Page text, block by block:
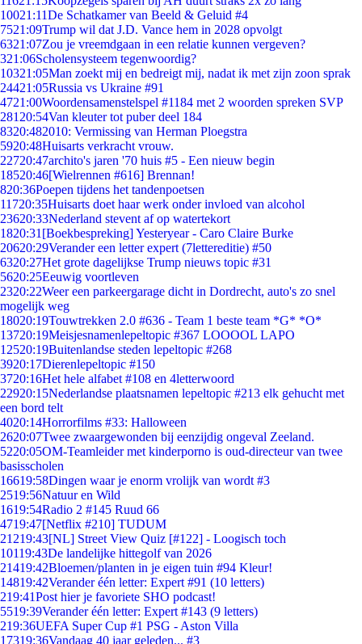
10021:11De Schatkamer van Beeld & Geluid #4
7521:09Trump wil dat J.D. Vance hem in 2028 opvolgt
6321:07Zou je vreemdgaan in een relatie kunnen vergeven?
321:06Scholensysteem tegenwoordig?
10321:05Man zoekt mij en bedreigt mij, nadat ik met zijn zoon sprak
24421:05Russia vs Ukraine #91
4721:00Woordensamenstelspel #1184 met 2 woorden spreken SVP
281 20:54Van kleuter tot puber deel 184
8320:482010: Vermissing van Herman Ploegstra
5920:48Huisarts verkracht vrouw.
22720:47archito's jaren '70 huis #5 - Een nieuw begin
18520:46[Wielrennen #616] Brennan!
820:36Poepen tijdens het tandenpoetsen
11720:35Huisarts doet haar werk onder invloed van alcohol
23620:33Nederland stevent af op watertekort
1820:31 [Boekbespreking] Yesteryear - Caro Claire Burke
20620:29Verander een letter expert (7lettereditie) #50
6320:27Het grote dagelijkse Trump nieuws topic #31
5620:25Eeuwig voortleven
2320:22Weer een parkeergarage dicht in Dordrecht, auto's zo snel
mogelijk weg
18020:19Touwtrekken 2.0 #636 - Team 1 beste team *G* *O*
13720:19Meisjesnamenlepeltopic #367 LOOOOL LAPO
12520:19Buitenlandse steden lepeltopic #268
3920:17Dierenlepeltopic #150
3720:16Het hele alfabet #108 en 4letterwoord
22920:15Nederlandse plaatsnamen lepeltopic #213 elk gehucht met
een bord telt
4020:14Horrorfilms #33: Halloween
2620:07Twee zwaargewonden bij eenzijdig ongeval Zeeland.
5220:05OM-Teamleider met kinderporno is oud-directeur van twee
basisscholen
16619:58Dingen waar je enorm vrolijk van wordt #3
2519:56Natuur en Wild
1619:54Radio 2 #145 Ruud 66
4719:47[Netflix #210] TUDUM
21219:43[NL] Street View Quiz [#122] - Loogisch toch
10119:43De landelijke hittegolf van 2026
21419:42Bloemen/planten in je eigen tuin #94 Kleur!
14819:42Verander één letter: Expert #91 (10 letters)
219:41Post hier je favoriete SHO podcast!
5519:39Verander één letter: Expert #143 (9 letters)
219:36UEFA Super Cup #1 PSG - Aston Villa
17319:36Vandaag 40 jaar geleden... #3